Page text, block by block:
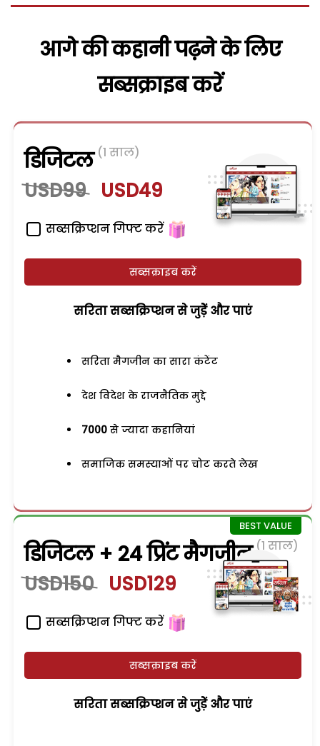
आगे की कहानी पढ़ने के लिए
सब्सक्राइब करें
डिजिटल (1 साल)
USD99 USD49
सब्सक्रिप्शन गिफ्ट करें
सब्सक्राइब करें
सरिता सब्सक्रिप्शन से जुड़ेें और पाएं
सरिता मैगजीन का सारा कंटेंट
देश विदेश के राजनैतिक मुद्दे
7000 से ज्यादा कहानियां
समाजिक समस्याओं पर चोट करते लेख
डिजिटल + 24 प्रिंट मैगजीन (1 साल)
USD150 USD129
सब्सक्रिप्शन गिफ्ट करें
सब्सक्राइब करें
सरिता सब्सक्रिप्शन से जुड़ेें और पाएं